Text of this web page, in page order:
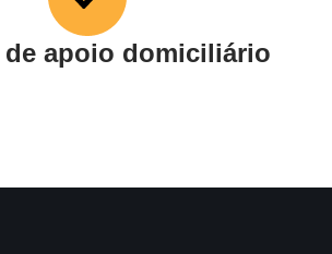
de apoio domiciliário